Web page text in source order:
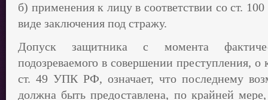
б) применения к лицу в соответствии со ст.
виде заключения под стражу.
Допуск защитника с момента
подозреваемого в совершении преступления, о
ст. 49 УПК РФ, означает, что последнему
должна быть предоставлена, по крайней